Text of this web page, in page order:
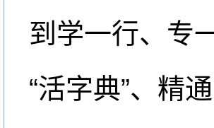
到学一行、专
“活字典”、精